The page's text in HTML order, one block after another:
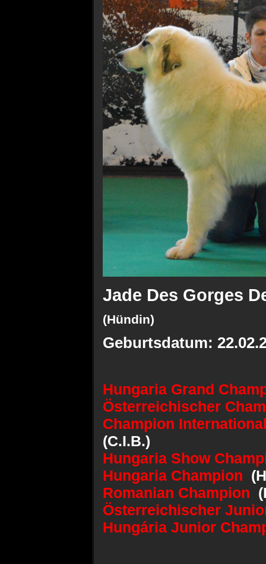
Jade Des Gorges
(Hündin)
Geburtsdatum:
Hungaria Grand
Österreichischer
Champion
(C.I.B.)
Hungaria Show
Hungaria Champion
Romanian Champion
Österreichischer
Hungária Junior